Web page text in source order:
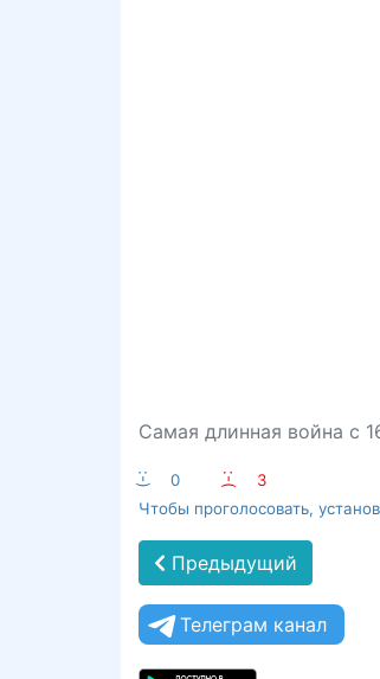
Самая длинная война с
:-) 0 :-(
3
Чтобы проголосовать,
Предыдущий
Телеграм канал